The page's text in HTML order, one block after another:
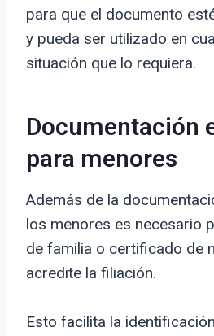
para que el documento
y pueda ser utilizado en
situación que lo requiera.
Documentación
para menores
Además de la
los menores es necesario
de familia o certificado de
acredite la filiación.
Esto facilita la